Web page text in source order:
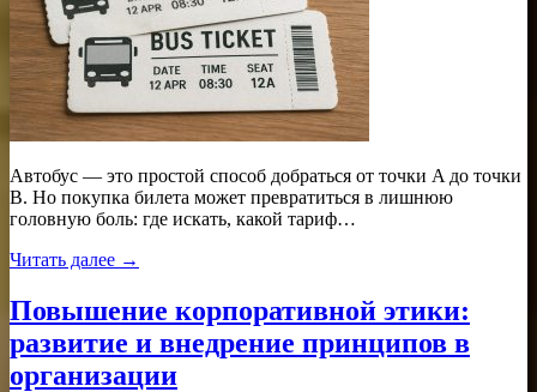
Автобус — это простой способ добраться от точки A до точки
B. Но покупка билета может превратиться в лишнюю
головную боль: где искать, какой тариф…
Читать далее →
Повышение корпоративной этики:
развитие и внедрение принципов в
организации